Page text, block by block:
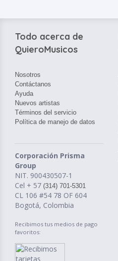
Todo acerca de
QuieroMusicos
Nosotros
Contáctanos
Ayuda
Nuevos artistas
Términos del servicio
Política de manejo de datos
Corporación Prisma
Group
NIT. 900430507-1
Cel + 57 (314) 701-5301
CL 106 #54 78 OF 604
Bogotá, Colombia
Recibimos tus medios de pago
favoritos: